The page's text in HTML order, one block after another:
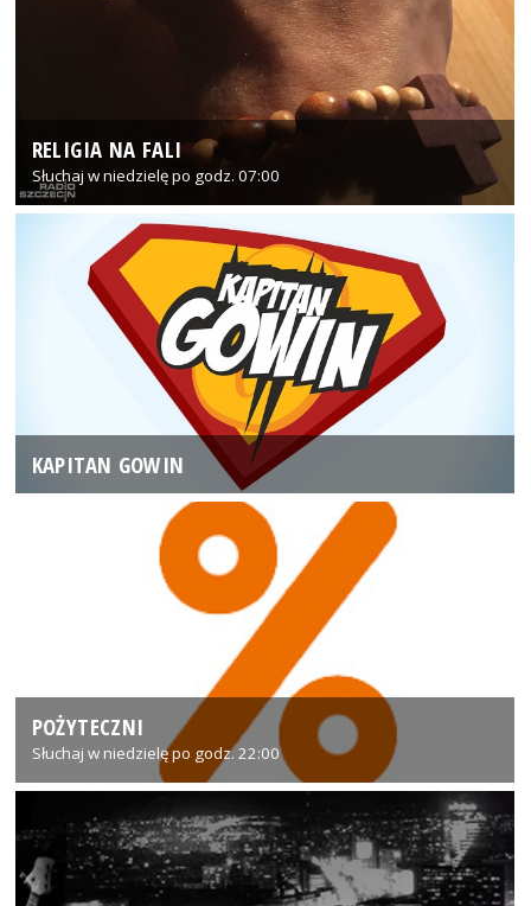
RELIGIA NA FALI
Słuchaj w niedzielę po godz. 07:00
KAPITAN GOWIN
POŻYTECZNI
Słuchaj w niedzielę po godz. 22:00